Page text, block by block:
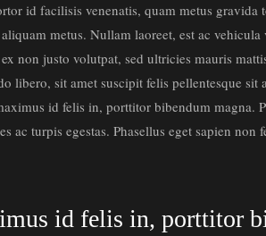
id facilisis venenatis, quam metus
metus. Nullam laoreet, est ac
non justo volutpat, sed ultricies mauris
libero, sit amet suscipit felis pellentesque sit
id felis in, porttitor bibendum magna.
ac turpis egestas. Phasellus eget sapien
id felis in, porttitor